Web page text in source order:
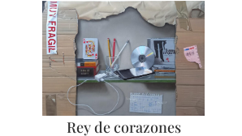
Rey de corazones